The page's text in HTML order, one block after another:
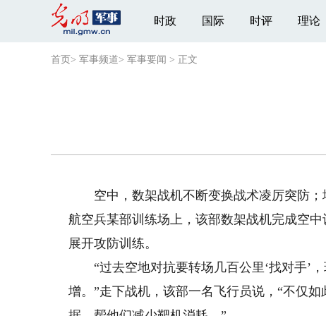
时政 国际 时评 理论
首页 > 军事频道> 军事要闻 > 正文
空中，数架战机不断变换战术凌厉突防；
航空兵某部训练场上，该部数架战机完成空
展开攻防训练。
“过去空地对抗要转场几百公里‘找对手’，
增。”走下战机，该部一名飞行员说，“不仅